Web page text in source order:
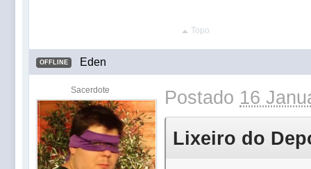
Topo
OFFLINE Eden
Sacerdote Postado 16
Lixeiro do